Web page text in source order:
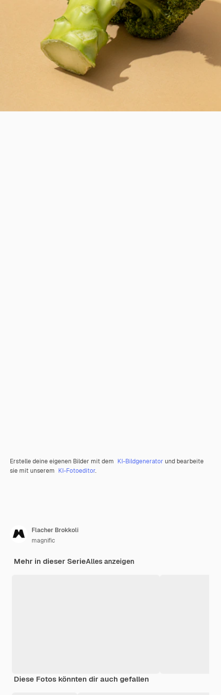
Erstelle deine eigenen Bilder mit dem KI-Bildgenerator und bearbeite
sie mit unserem KI-Fotoeditor.
Flacher Brokkoli
magnific
Mehr in dieser SerieAlles anzeigen
Diese Fotos könnten dir auch gefallen